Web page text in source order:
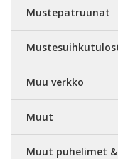
Mustepatruunat
Muu verkko
Muut
Muut puhelimet